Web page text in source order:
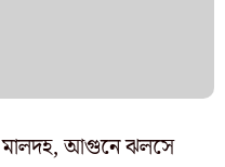
মালদহ, আগুনে ঝলসে